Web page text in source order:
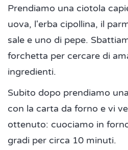
Prendiamo una ciotola
uova, l'erba cipollina, il
sale e uno di pepe.
forchetta per cercare di
ingredienti.
Subito dopo prendiamo
con la carta da forno e vi
ottenuto: cuociamo in
gradi per circa 10 minuti.